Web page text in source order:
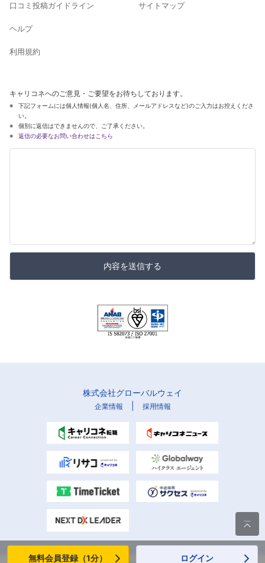
口コミ投稿ガイドライン
ヘルプ
利用規約
サイトマップ
キャリコネへのご意見・ご要望をお待ちしております。
下記フォームには個人情報(個人名、住所、メールアドレスなど)のご入力はお控えくださ
い。
個別に返信はできませんので、ご了承ください。
返信の必要なお問い合わせはこちら
内容を送信する
株式会社グローバルウェイ
企業情報 採用情報

無料会員登録（1分） ログイン